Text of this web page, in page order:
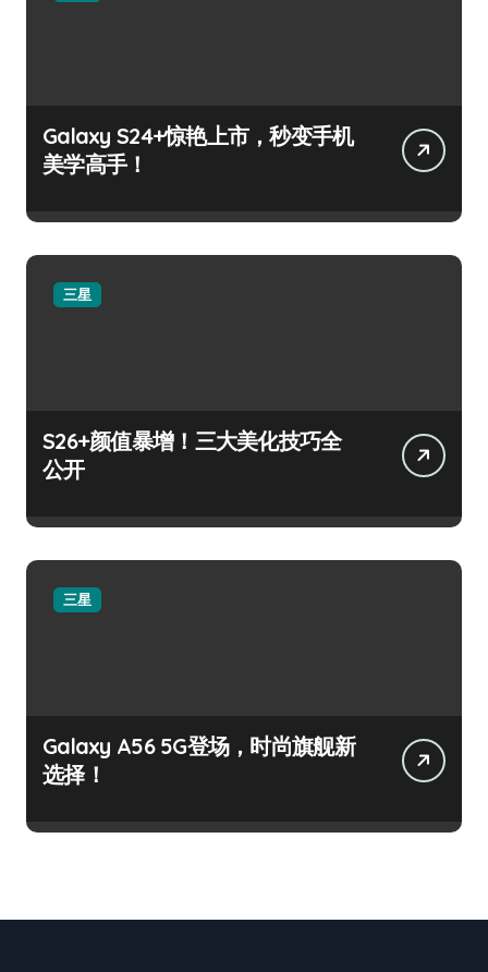
Galaxy S24+惊艳上市，秒变手机
美学高手！
三星
S26+颜值暴增！三大美化技巧全
公开
三星
Galaxy A56 5G登场，时尚旗舰新
选择！